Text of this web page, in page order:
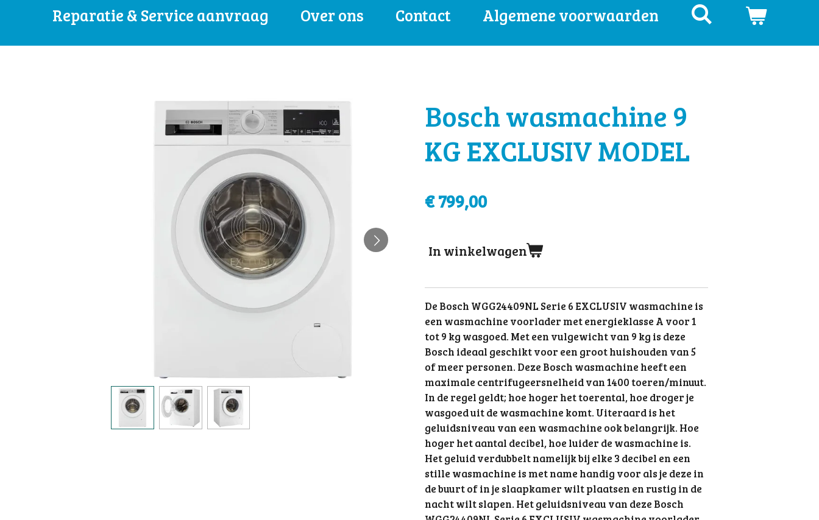
Reparatie & Service aanvraag
Over ons Contact Algemene voorwaarden
Bosch wasmachine 9
KG EXCLUSIV MODEL
€ 799,00
In winkelwagen
De Bosch WGG24409NL Serie 6 EXCLUSIV wasmachine is
een wasmachine voorlader met energieklasse A voor 1
tot 9 kg wasgoed. Met een vulgewicht van 9 kg is deze
Bosch ideaal geschikt voor een groot huishouden van 5
of meer personen. Deze Bosch wasmachine heeft een
maximale centrifugeersnelheid van 1400 toeren/minuut.
In de regel geldt; hoe hoger het toerental, hoe droger je
wasgoed uit de wasmachine komt. Uiteraard is het
geluidsniveau van een wasmachine ook belangrijk. Hoe
hoger het aantal decibel, hoe luider de wasmachine is.
Het geluid verdubbelt namelijk bij elke 3 decibel en een
stille wasmachine is met name handig voor als je deze in
de buurt of in je slaapkamer wilt plaatsen en rustig in de
nacht wilt slapen. Het geluidsniveau van deze Bosch